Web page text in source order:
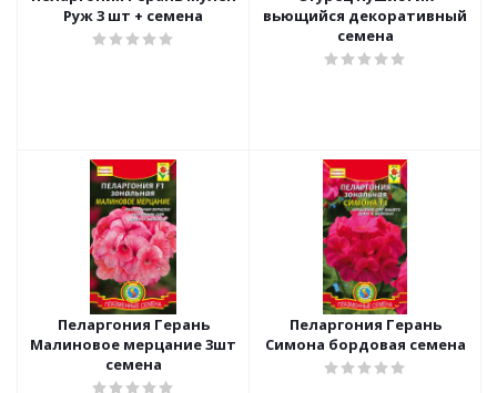
Руж 3 шт + семена
вьющийся декоративный
семена
Пеларгония Герань
Малиновое мерцание 3шт
семена
Пеларгония Герань
Симона бордовая семена